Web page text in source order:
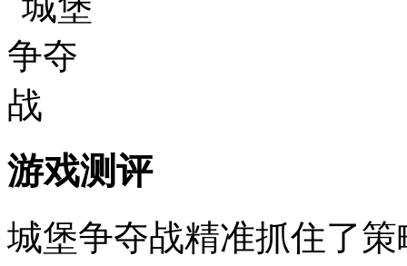
游戏测评
城堡争夺战精准抓住了